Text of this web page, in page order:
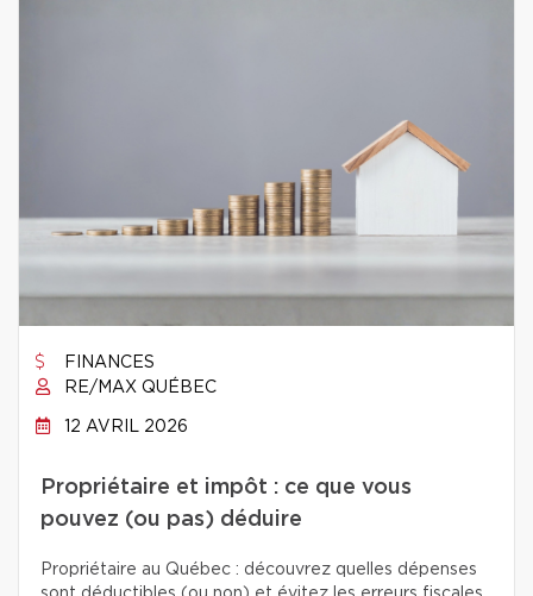
FINANCES
RE/MAX QUÉBEC
12 AVRIL 2026
Propriétaire et impôt : ce que vous
pouvez (ou pas) déduire
Propriétaire au Québec : découvrez quelles dépenses